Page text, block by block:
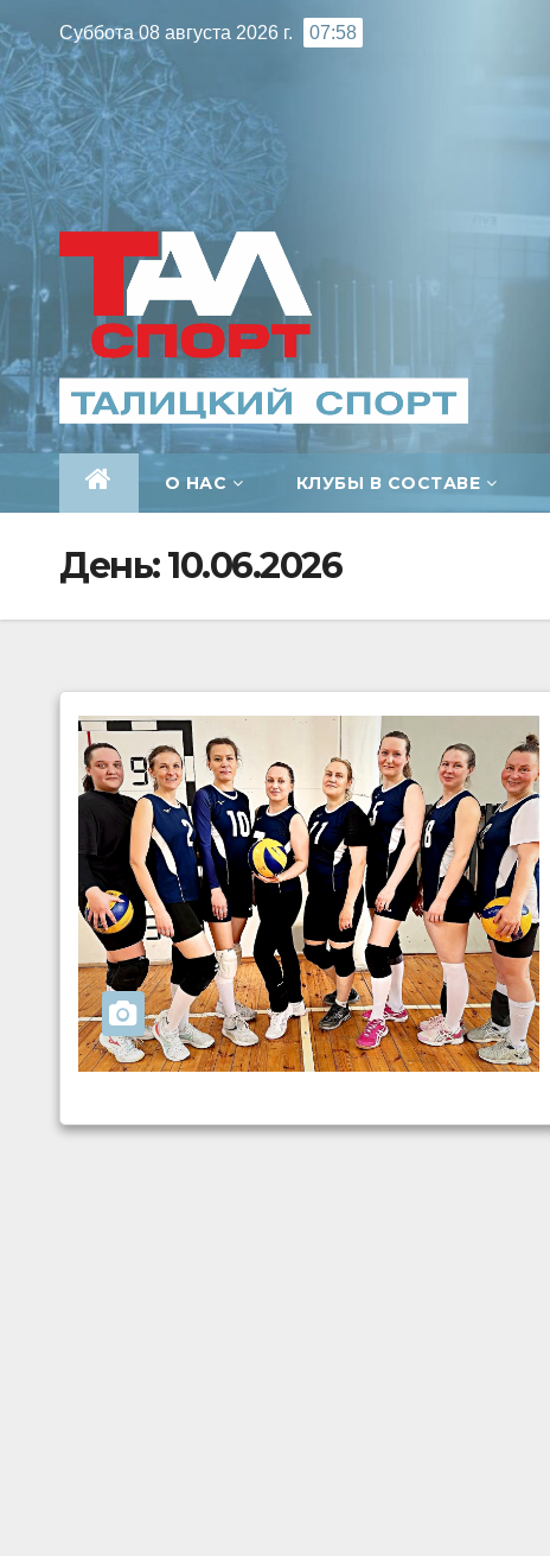
к
содержимому
Суббота 08 августа 2026 г. 07:58
О НАС КЛУБЫ В СОСТАВЕ
День:10.06.2026